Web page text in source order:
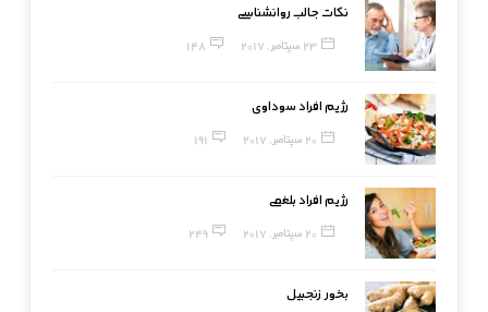
نکات جالب روانشناسی
23 سپتامبر, 2017 148
رژیم افراد سوداوی
20 سپتامبر, 2017 191
رژیم افراد بلغمی
20 سپتامبر, 2017 249
بخور زنجبیل